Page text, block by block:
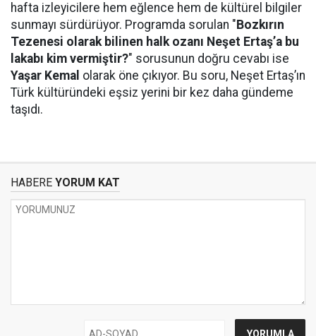
hafta izleyicilere hem eğlence hem de kültürel bilgiler
sunmayı sürdürüyor. Programda sorulan " Bozkırın
Tezenesi olarak bilinen halk ozanı Neşet Ertaş’a bu
lakabı kim vermiştir?" sorusunun doğru cevabı ise
Yaşar Kemal olarak öne çıkıyor. Bu soru, Neşet Ertaş’ın
Türk kültüründeki eşsiz yerini bir kez daha gündeme
taşıdı.
HABERE YORUM KAT